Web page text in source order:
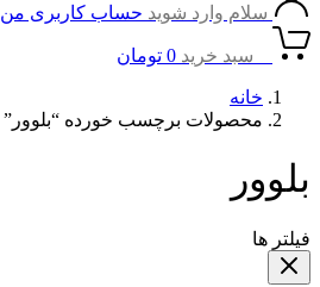
سلام وارد شوید حساب کاربری من
سبد خرید 0 تومان
خانه
محصولات برچسب خورده “بلوور”
بلوور
فیلتر ها